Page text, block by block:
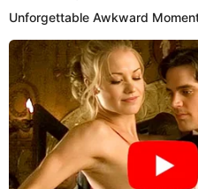
23 May 2023 | 20:34 h
Princesita Mily falleció
y dónde será el
de Pintura Roja?
La cantante Princesita Mily
años de edad tras perder la
nota, conoce los detalles de
su entierro.
Giuliana Taipe